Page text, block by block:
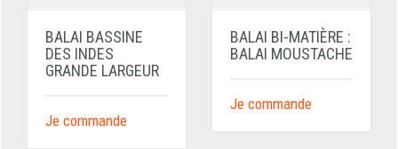
BALAI BASSINE
DES INDES
GRANDE LARGEUR
Je commande
BALAI BI-MATIÈRE :
BALAI MOUSTACHE
Je commande